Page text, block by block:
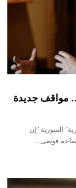
مواقف جديدة
السورية “إن
ساحة فوضى…